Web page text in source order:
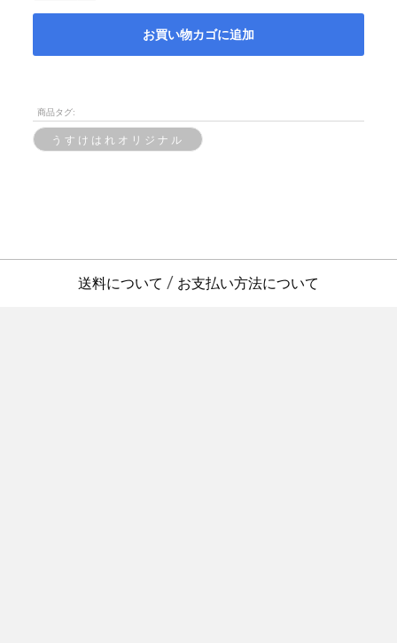
お買い物カゴに追加
商品タグ:
うすけはれオリジナル
送料について / お支払い方法について